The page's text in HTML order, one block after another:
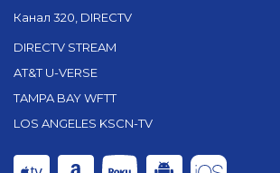
Канал 320, DIRECTV
DIRECTV STREAM
AT&T U-VERSE
TAMPA BAY WFTT
LOS ANGELES KSCN-TV